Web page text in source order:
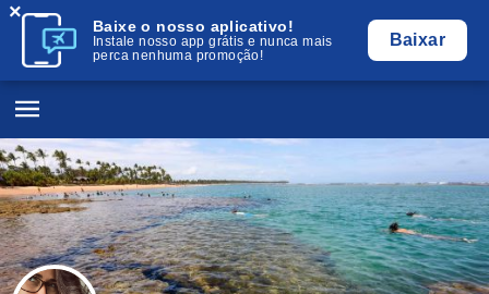
Baixe o nosso aplicativo!
Instale nosso app grátis e nunca mais
perca nenhuma promoção!
Baixar
×